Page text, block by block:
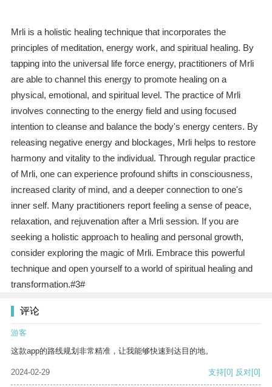
Mrli is a holistic healing technique that incorporates the
principles of meditation, energy work, and spiritual healing. By
tapping into the universal life force energy, practitioners of Mrli
are able to channel this energy to promote healing on a
physical, emotional, and spiritual level. The practice of Mrli
involves connecting to the energy field and using focused
intention to cleanse and balance the body's energy centers. By
releasing negative energy and blockages, Mrli helps to restore
harmony and vitality to the individual. Through regular practice
of Mrli, one can experience profound shifts in consciousness,
increased clarity of mind, and a deeper connection to one's
inner self. Many practitioners report feeling a sense of peace,
relaxation, and rejuvenation after a Mrli session. If you are
seeking a holistic approach to healing and personal growth,
consider exploring the magic of Mrli. Embrace this powerful
technique and open yourself to a world of spiritual healing and
transformation.#3#
评论
游客
这款app的路线规划非常精准，让我能够快速到达目的地。
2024-02-29 支持[0] 反对[0]